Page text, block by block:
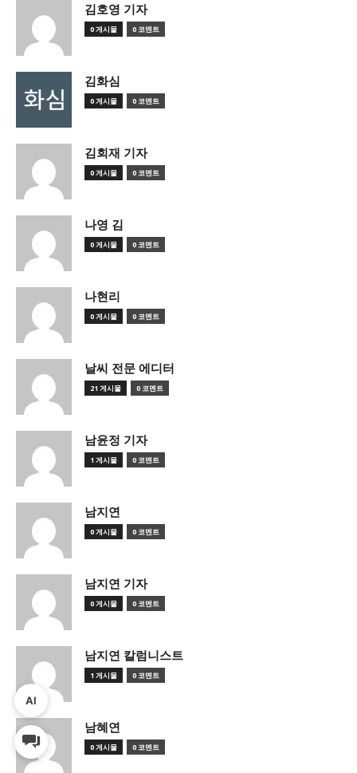
김호영 기자
0 게시물 0 코멘트
김화심
0 게시물 0 코멘트
김회재 기자
0 게시물 0 코멘트
나영 김
0 게시물 0 코멘트
나현리
0 게시물 0 코멘트
날씨 전문 에디터
21 게시물 0 코멘트
남윤정 기자
1 게시물 0 코멘트
남지연
0 게시물 0 코멘트
남지연 기자
0 게시물 0 코멘트
남지연 칼럼니스트
1 게시물 0 코멘트
남혜연
0 게시물 0 코멘트
AI